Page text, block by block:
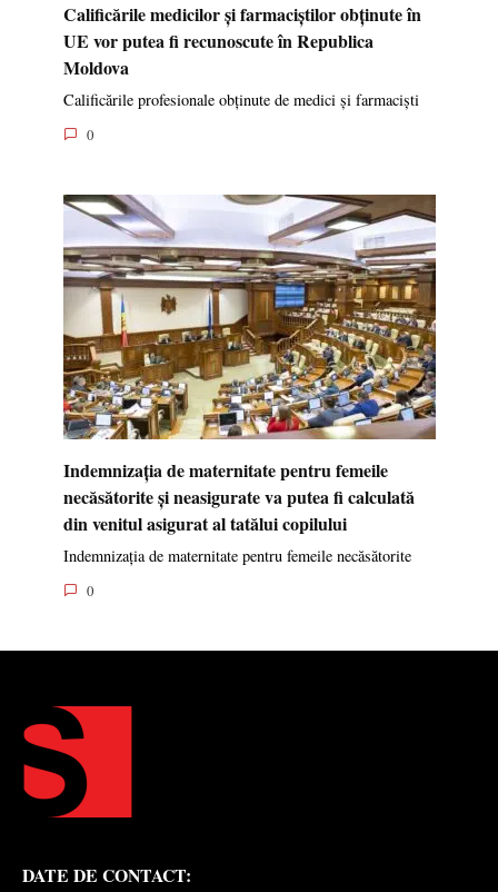
Calificările medicilor și farmaciștilor obținute în
UE vor putea fi recunoscute în Republica
Moldova
Calificările profesionale obținute de medici și farmaciști
0
Indemnizația de maternitate pentru femeile
necăsătorite și neasigurate va putea fi calculată
din venitul asigurat al tatălui copilului
Indemnizația de maternitate pentru femeile necăsătorite
0
DATE DE CONTACT: